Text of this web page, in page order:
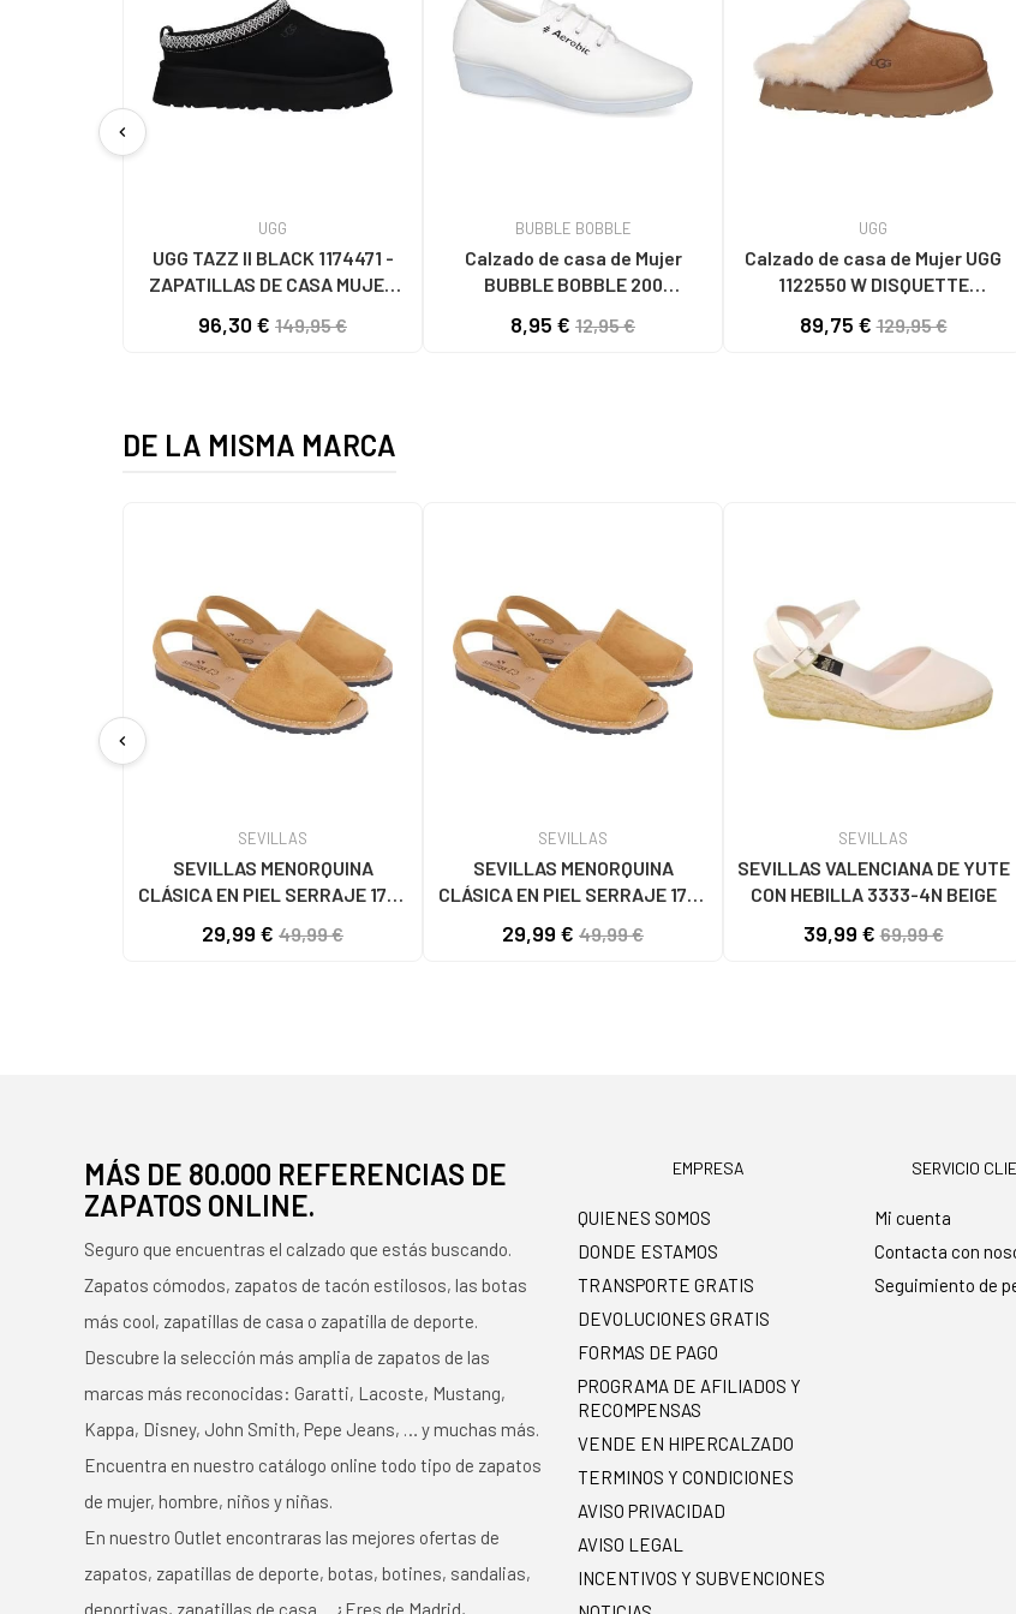
chevron_left
UGG
UGG TAZZ II BLACK 1174471 -
ZAPATILLAS DE CASA MUJER
96,30 € 149,95 €
BUBBLE BOBBLE
Calzado de casa de Mujer
BUBBLE BOBBLE 200
BLANCO
8,95 € 12,95 €
UGG
Calzado de casa de Mujer UGG
1122550 W DISQUETTE
89,75 €129,95 €
DE LA MISMA MARCA
chevron_left
SEVILLAS
SEVILLAS MENORQUINA
CLÁSICA EN PIEL SERRAJE 1778
29,99 € 49,99 €
SEVILLAS
SEVILLAS MENORQUINA
CLÁSICA EN PIEL SERRAJE 1778
29,99 € 49,99 €
SEVILLAS
SEVILLAS VALENCIANA DE YUTE
CON HEBILLA 3333-4N BEIGE
39,99 €69,99 €
MÁS DE 80.000 REFERENCIAS DE
ZAPATOS ONLINE.
Seguro que encuentras el calzado que estás buscando.
Zapatos cómodos, zapatos de tacón estilosos, las botas
más cool, zapatillas de casa o zapatilla de deporte.
Descubre la selección más amplia de zapatos de las
marcas más reconocidas: Garatti, Lacoste, Mustang,
Kappa, Disney, John Smith, Pepe Jeans, … y muchas más.
Encuentra en nuestro catálogo online todo tipo de zapatos
de mujer, hombre, niños y niñas.
En nuestro Outlet encontraras las mejores ofertas de
zapatos, zapatillas de deporte, botas, botines, sandalias,
deportivas, zapatillas de casa… ¿Eres de Madrid,
EMPRESA
QUIENES SOMOS
DONDE ESTAMOS
TRANSPORTE GRATIS
DEVOLUCIONES GRATIS
FORMAS DE PAGO
PROGRAMA DE AFILIADOS Y
RECOMPENSAS
VENDE EN HIPERCALZADO
TERMINOS Y CONDICIONES
AVISO PRIVACIDAD
AVISO LEGAL
INCENTIVOS Y SUBVENCIONES
SERVICIO
Mi cuenta
Contacta con
Seguimiento de